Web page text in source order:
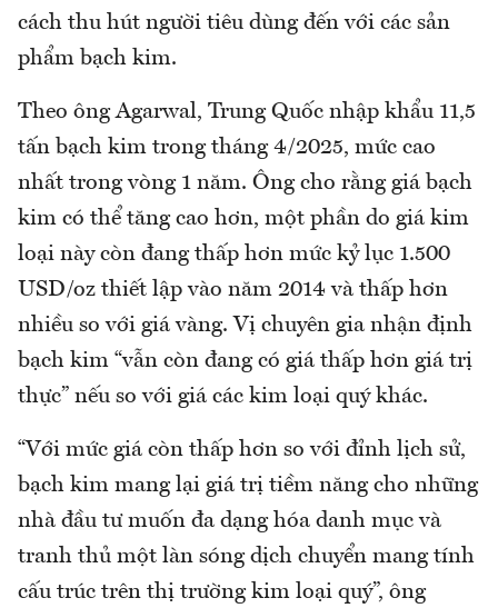
cách thu hút người tiêu dùng đến với các sản
phẩm bạch kim.
Theo ông Agarwal, Trung Quốc nhập khẩu 11,5
tấn bạch kim trong tháng 4/2025, mức cao
nhất trong vòng 1 năm. Ông cho rằng giá bạch
kim có thể tăng cao hơn, một phần do giá kim
loại này còn đang thấp hơn mức kỷ lục 1.500
USD/oz thiết lập vào năm 2014 và thấp hơn
nhiều so với giá vàng. Vị chuyên gia nhận định
bạch kim “vẫn còn đang có giá thấp hơn giá trị
thực” nếu so với giá các kim loại quý khác.
“Với mức giá còn thấp hơn so với đỉnh lịch sử,
bạch kim mang lại giá trị tiềm năng cho những
nhà đầu tư muốn đa dạng hóa danh mục và
tranh thủ một làn sóng dịch chuyển mang tính
cấu trúc trên thị trường kim loại quý”, ông